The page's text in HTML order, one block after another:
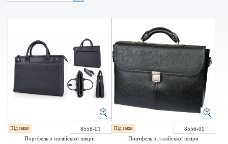
Під заказ
8558-01
Портфель з італійської шкіри
Під заказ
8556-01
Портфель з італійської шкіри